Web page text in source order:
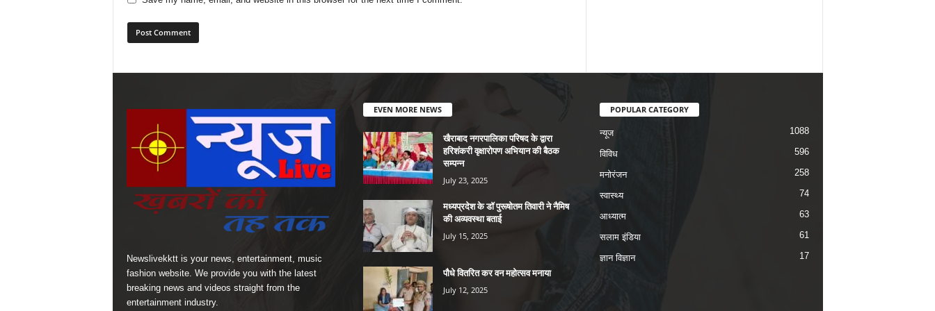
Newslivekktt is your news, entertainment, music
fashion website. We provide you with the latest
breaking news and videos straight from the
entertainment industry.
EVEN MORE NEWS
खैराबाद नगरपालिका परिषद के द्वारा
हरिशंकरी वृक्षारोपण अभियान की बैठक
सम्पन्न
July 23, 2025
मध्यप्रदेश के डॉ पुरूषोतम तिवारी ने नैमिष
की अव्यवस्था बताई
July 15, 2025
पौधे वितरित कर वन महोत्सव मनाया
July 12, 2025
POPULAR CATEGORY
न्यूज 1088
विविध 596
मनोरंजन 258
स्वास्थ्य 74
आध्यात्म 63
सलाम इंडिया 61
ज्ञान विज्ञान 17